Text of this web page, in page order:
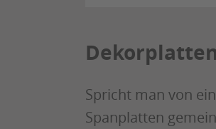
Spricht man von
Spanplatten